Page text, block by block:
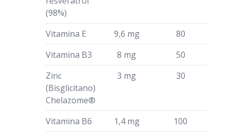
(98%)
Vitamina E
9,6 mg
80
Vitamina B3
8 mg
50
Zinc
(Bisglicitano)
Chelazome®
3 mg 30
Vitamina B6 1,4 mg
100